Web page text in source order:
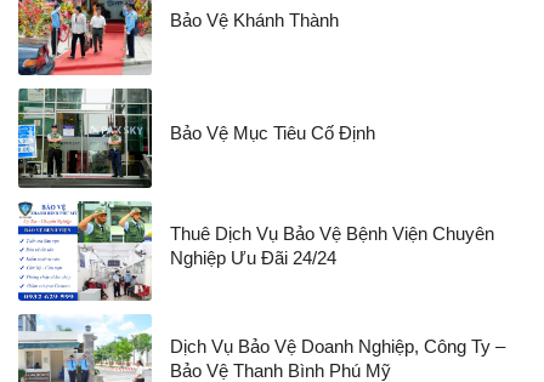
Bảo Vệ Khánh Thành
Bảo Vệ Mục Tiêu Cố Định
Thuê Dịch Vụ Bảo Vệ Bệnh Viện Chuyên
Nghiệp Ưu Đãi 24/24
Dịch Vụ Bảo Vệ Doanh Nghiệp, Công Ty –
Bảo Vệ Thanh Bình Phú Mỹ